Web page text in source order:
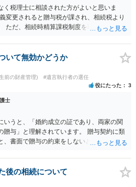
く税理士に相談された方がよいと思いま
変更されると贈与税が課され、相続税より
ただ、相続時精算課税制度を取れば、実質
金がかかるか計算してもらって どういう方
いと思います。
いて無効かどうか
前の財産管理) #遺言執行者の選任
役にたった 3
士
いうと、「婚約成立の証であり、両家の関
贈与」と理解されています。 贈与契約に類
、書面で贈与の約束をしないと相手方は支
も今後お気をつけください。 弁護士に対応
りませんが、感情的な理由が強いと思いま
後の相続について